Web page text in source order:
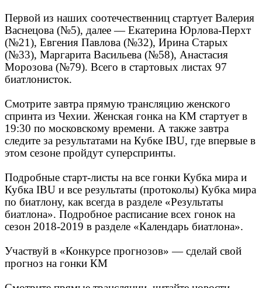
Первой из наших соотечественниц стартует Валерия
Васнецова (№5), далее — Екатерина Юрлова-Перхт
(№21), Евгения Павлова (№32), Ирина Старых
(№33), Маргарита Васильева (№58), Анастасия
Морозова (№79). Всего в стартовых листах 97
биатлонисток.
Смотрите завтра прямую трансляцию женского
спринта из Чехии. Женская гонка на КМ стартует в
19:30 по московскому времени. А также завтра
следите за результатами на Кубке IBU, где впервые в
этом сезоне пройдут суперспринты.
Подробные старт-листы на все гонки Кубка мира и
Кубка IBU и все результаты (протоколы) Кубка мира
по биатлону, как всегда в разделе «Результаты
биатлона». Подробное расписание всех гонок на
сезон 2018-2019 в разделе «Календарь биатлона».
Участвуй в «Конкурсе прогнозов» — сделай свой
прогноз на гонки КМ